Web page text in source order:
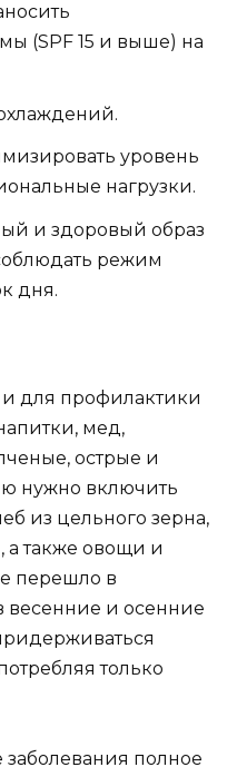
(SPF 15 и выше) на
уровень
нагрузки.
и здоровый образ
режим
дня.
для профилактики
мед,
острые и
нужно включить
из цельного зерна,
а также овощи и
перешло в
весенние и осенние
только
полное